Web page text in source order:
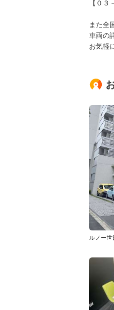
【０３
また全
車両の
お気軽
ルノー